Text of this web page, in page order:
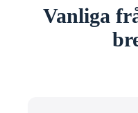
Vanliga